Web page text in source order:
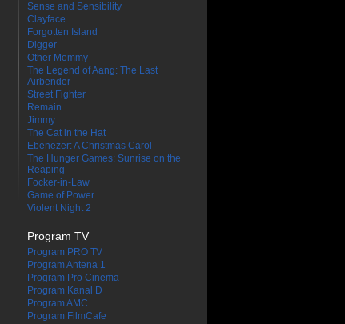
Sense and Sensibility
Clayface
Forgotten Island
Digger
Other Mommy
The Legend of Aang: The Last
Airbender
Street Fighter
Remain
Jimmy
The Cat in the Hat
Ebenezer: A Christmas Carol
The Hunger Games: Sunrise on the
Reaping
Focker-in-Law
Game of Power
Violent Night 2
Program TV
Program PRO TV
Program Antena 1
Program Pro Cinema
Program Kanal D
Program AMC
Program FilmCafe